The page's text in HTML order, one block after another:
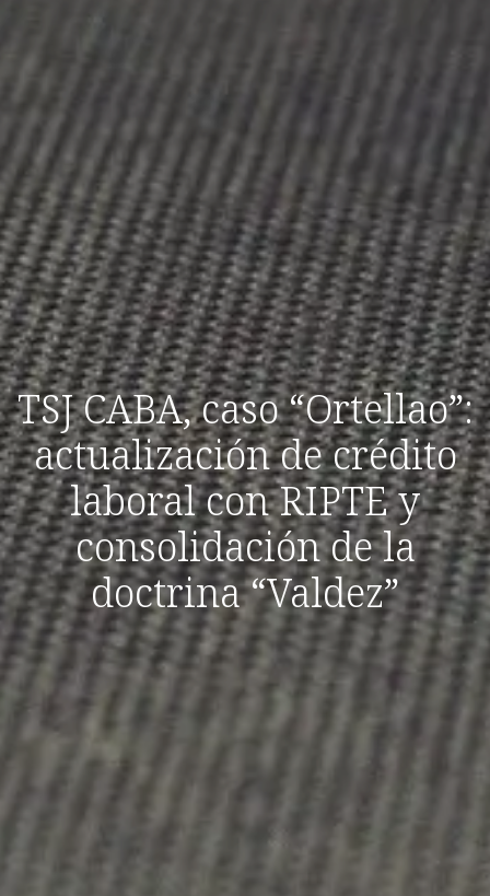
TSJ CABA, caso “Ortellao”:
actualización de crédito
laboral con RIPTE y
consolidación de la
doctrina “Valdez”